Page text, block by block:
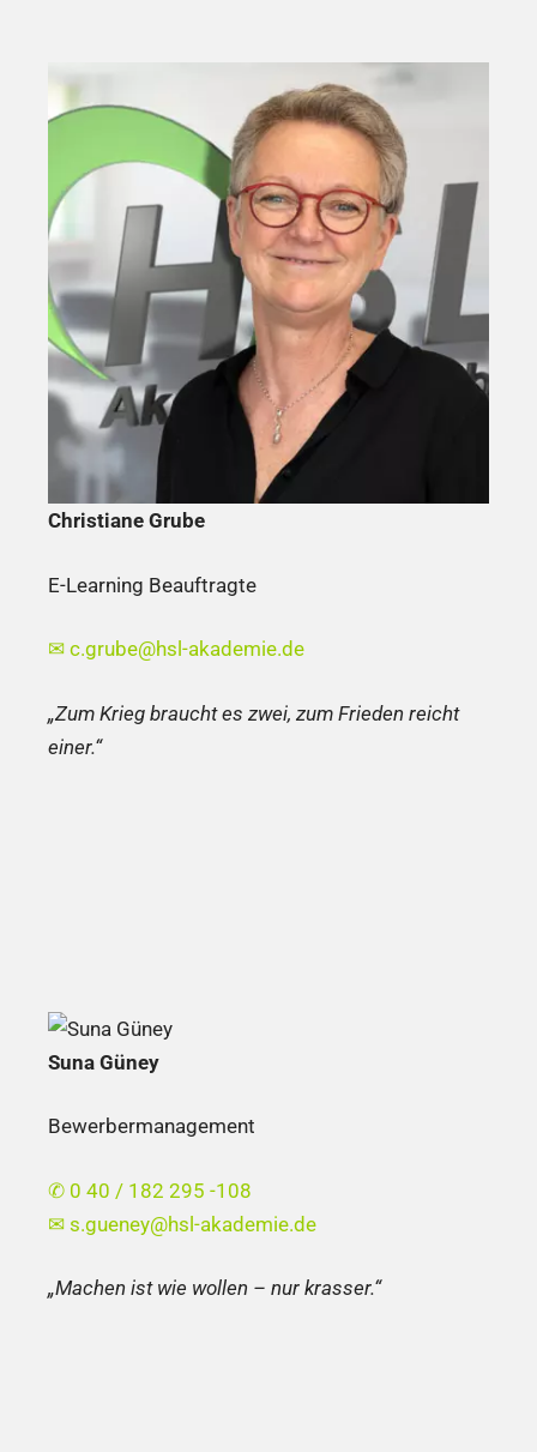
Christiane Grube
E-Learning Beauftragte
✉ c.grube@hsl-akademie.de
„Zum Krieg braucht es zwei, zum Frieden reicht
einer.“
Suna Güney
Bewerbermanagement
✆ 0 40 / 182 295 -108
✉ s.gueney@hsl-akademie.de
„Machen ist wie wollen – nur krasser.“